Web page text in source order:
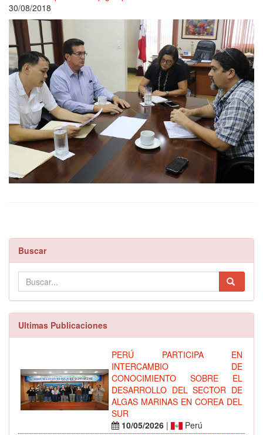
30/08/2018
Buscar
Ultimas Publicaciones
PERÚ PARTICIPA EN
INTERCAMBIO DE
CONOCIMIENTO SOBRE EL
DESARROLLO DEL SECTOR DE
ALGAS MARINAS EN COREA DEL
SUR
10/05/2026 |
Perú